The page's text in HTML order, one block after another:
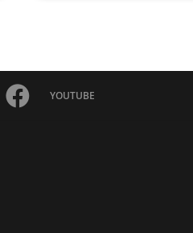
YOUTUBE